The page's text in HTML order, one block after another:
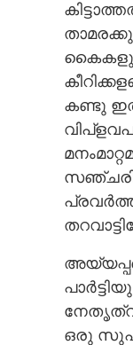
കൈകളും
കണ്ടു
ഒരു